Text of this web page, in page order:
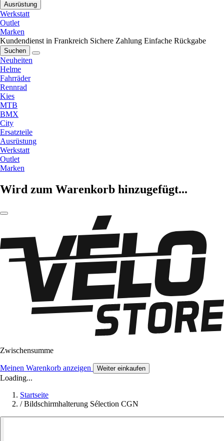
Ausrüstung
Werkstatt
Outlet
Marken
Kundendienst in Frankreich Sichere Zahlung Einfache Rückgabe
Suchen
Neuheiten
Helme
Fahrräder
Rennrad
Kies
MTB
BMX
City
Ersatzteile
Ausrüstung
Werkstatt
Outlet
Marken
Wird zum Warenkorb hinzugefügt...
Zwischensumme
Meinen Warenkorb anzeigen Weiter einkaufen
Loading...
Startseite
/ Bildschirmhalterung Sélection CGN